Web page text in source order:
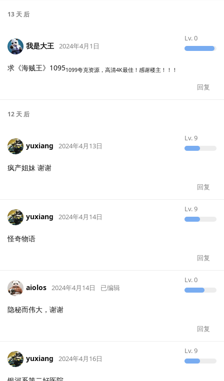
13 天 后
我是大王
Lv.0
2024年4月1日
求《海贼王》10951099夸克资源，高清4K最佳！感谢楼主！！！
回复
12 天 后
yuxiang
Lv.9
2024年4月13日
疯产姐妹 谢谢
回复
yuxiang
Lv.9
2024年4月14日
怪奇物语
回复
aiolos
Lv.0
2024年4月14日
已编辑
隐秘而伟大，谢谢
回复
yuxiang
Lv.9
2024年4月16日